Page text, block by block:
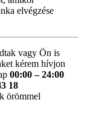
elvégzése
vagy Ön is
kérem hívjon
00:00 – 24:00
18
örömmel